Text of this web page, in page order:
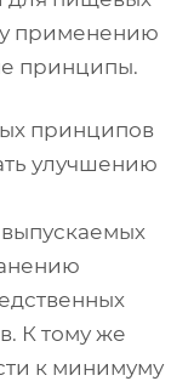
применению
принципы.
принципов
улучшению
К тому же
к минимуму